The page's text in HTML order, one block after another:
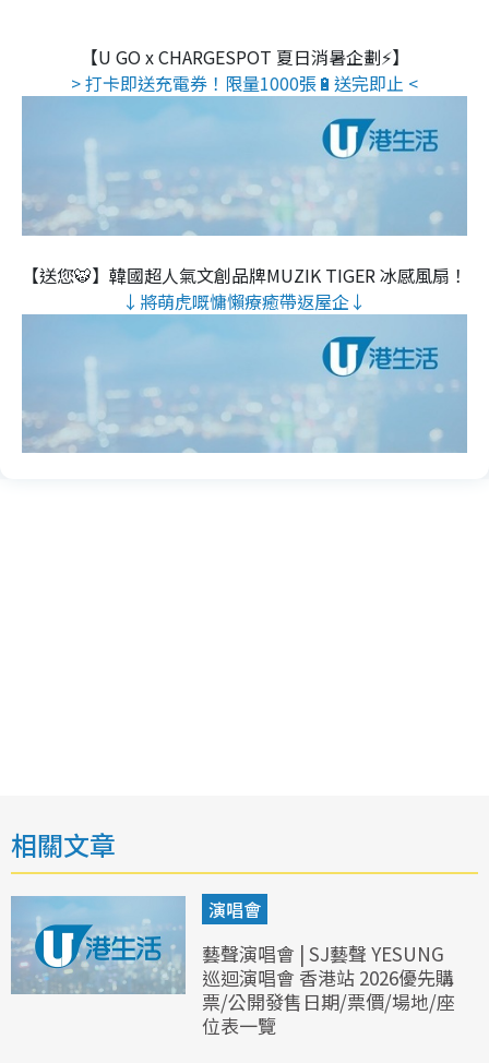
【U GO x CHARGESPOT 夏日消暑企劃⚡】
> 打卡即送充電券！限量1000張🔋送完即止 <
【送您🐯】韓國超人氣文創品牌MUZIK TIGER 冰感風扇！
↓將萌虎嘅慵懶療癒帶返屋企↓
相關文章
演唱會
藝聲演唱會 | SJ藝聲 YESUNG
巡迴演唱會 香港站 2026優先購
票/公開發售日期/票價/場地/座
位表一覽